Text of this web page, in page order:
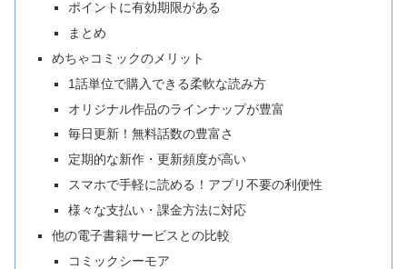
ポイントに有効期限がある
まとめ
めちゃコミックのメリット
1話単位で購入できる柔軟な読み方
オリジナル作品のラインナップが豊富
毎日更新！無料話数の豊富さ
定期的な新作・更新頻度が高い
スマホで手軽に読める！アプリ不要の利便性
様々な支払い・課金方法に対応
他の電子書籍サービスとの比較
コミックシーモア